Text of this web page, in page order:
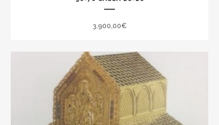
3.900,00€